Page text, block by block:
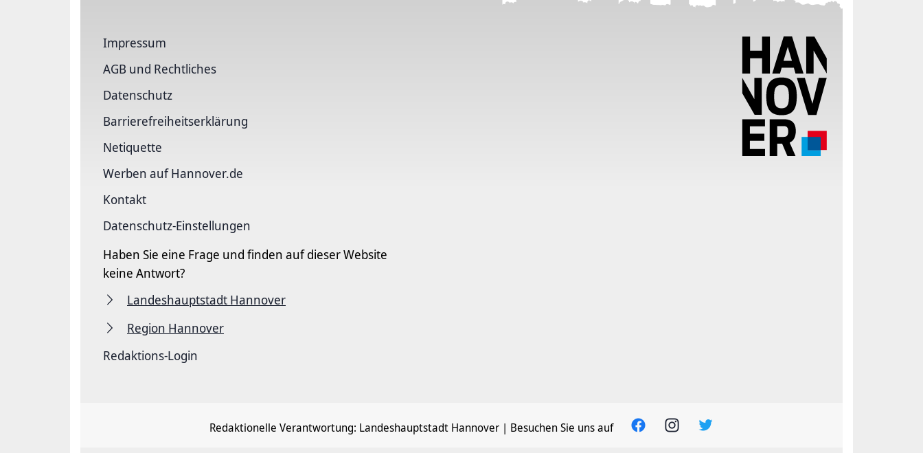
Impressum
AGB und Rechtliches
Datenschutz
Barriere­freiheits­erklärung
Netiquette
Werben auf Hannover.de
Kontakt
Datenschutz-Einstellungen
Haben Sie eine Frage und finden auf dieser Website
keine Antwort?
Landeshauptstadt Hannover
Region Hannover
Redaktions-Login
Redaktionelle Verantwortung: Landeshauptstadt Hannover | Besuchen Sie uns auf